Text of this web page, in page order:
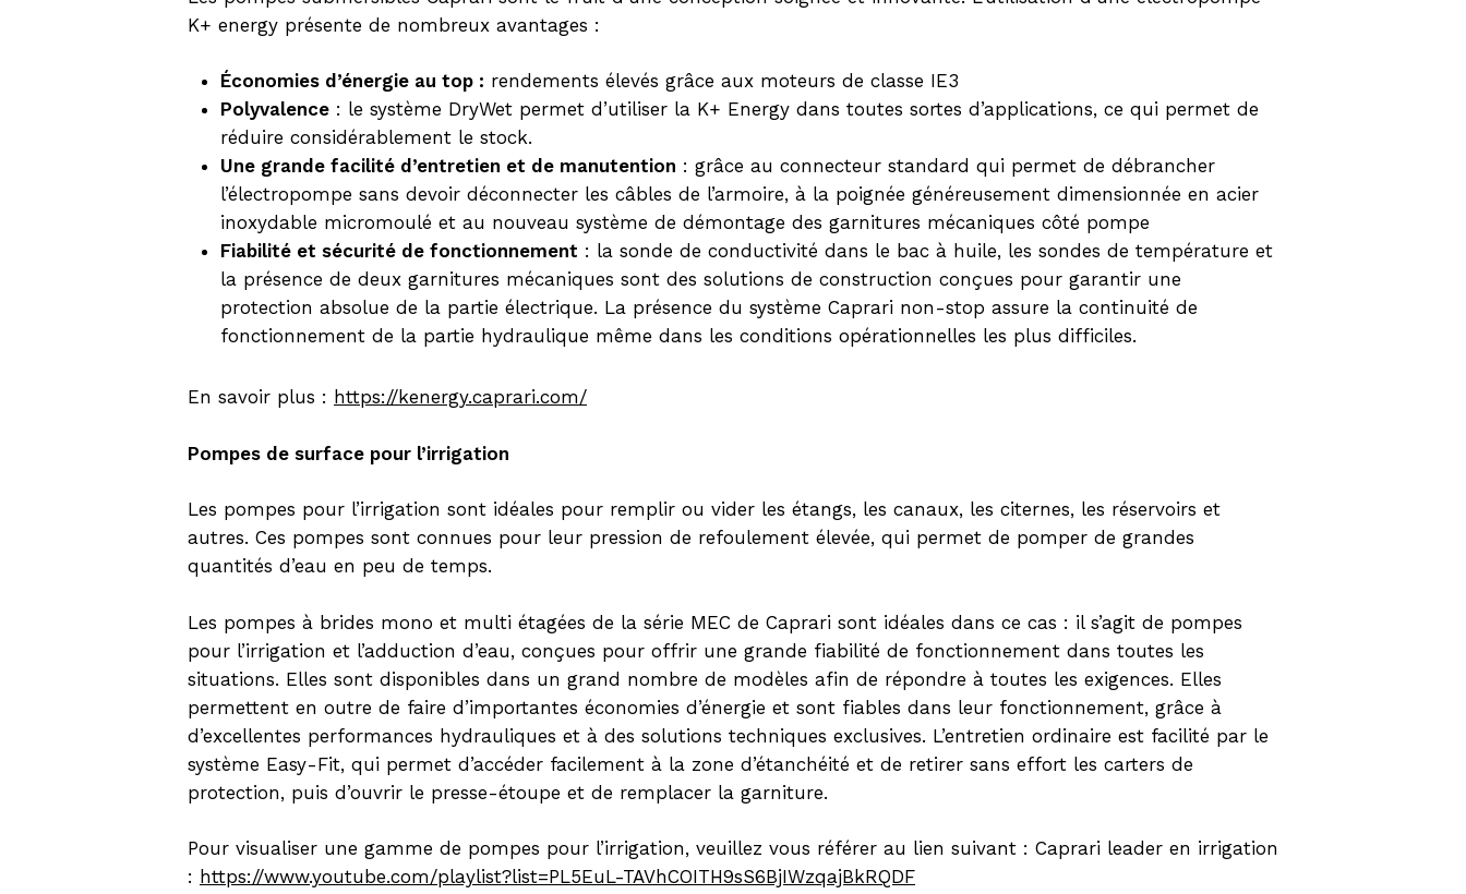
K+ energy présente de nombreux avantages :
Économies d’énergie au top : rendements élevés grâce aux moteurs de classe IE3
Polyvalence : le système DryWet permet d’utiliser la K+ Energy dans toutes sortes d’applications, ce qui permet de
réduire considérablement le stock.
Une grande facilité d’entretien et de manutention : grâce au connecteur standard qui permet de débrancher
l’électropompe sans devoir déconnecter les câbles de l’armoire, à la poignée généreusement dimensionnée en acier
inoxydable micromoulé et au nouveau système de démontage des garnitures mécaniques côté pompe
Fiabilité et sécurité de fonctionnement : la sonde de conductivité dans le bac à huile, les sondes de température et
la présence de deux garnitures mécaniques sont des solutions de construction conçues pour garantir une
protection absolue de la partie électrique. La présence du système Caprari non-stop assure la continuité de
fonctionnement de la partie hydraulique même dans les conditions opérationnelles les plus difficiles.
En savoir plus : https://kenergy.caprari.com/
Pompes de surface pour l’irrigation
Les pompes pour l’irrigation sont idéales pour remplir ou vider les étangs, les canaux, les citernes, les réservoirs et
autres. Ces pompes sont connues pour leur pression de refoulement élevée, qui permet de pomper de grandes
quantités d’eau en peu de temps.
Les pompes à brides mono et multi étagées de la série MEC de Caprari sont idéales dans ce cas : il s’agit de pompes
pour l’irrigation et l’adduction d’eau, conçues pour offrir une grande fiabilité de fonctionnement dans toutes les
situations. Elles sont disponibles dans un grand nombre de modèles afin de répondre à toutes les exigences. Elles
permettent en outre de faire d’importantes économies d’énergie et sont fiables dans leur fonctionnement, grâce à
d’excellentes performances hydrauliques et à des solutions techniques exclusives. L’entretien ordinaire est facilité par le
système Easy-Fit, qui permet d’accéder facilement à la zone d’étanchéité et de retirer sans effort les carters de
protection, puis d’ouvrir le presse-étoupe et de remplacer la garniture.
Pour visualiser une gamme de pompes pour l’irrigation, veuillez vous référer au lien suivant : Caprari leader en irrigation
: https://www.youtube.com/playlist?list=PL5EuL-TAVhCOITH9sS6BjIWzqajBkRQDF